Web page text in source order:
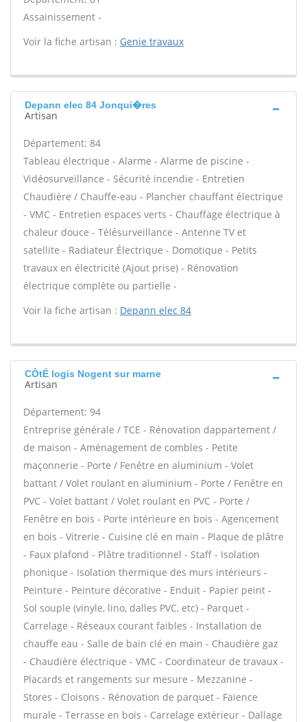
Assainissement -
Voir la fiche artisan : Genie travaux
Depann elec 84 Jonqui�res
Artisan
Département: 84
Tableau électrique - Alarme - Alarme de piscine -
Vidéosurveillance - Sécurité incendie - Entretien
Chaudière / Chauffe-eau - Plancher chauffant électrique
- VMC - Entretien espaces verts - Chauffage électrique à
chaleur douce - Télésurveillance - Antenne TV et
satellite - Radiateur Électrique - Domotique - Petits
travaux en électricité (Ajout prise) - Rénovation
électrique complète ou partielle -
Voir la fiche artisan : Depann elec 84
CÔtÉ logis Nogent sur marne
Artisan
Département: 94
Entreprise générale / TCE - Rénovation dappartement /
de maison - Aménagement de combles - Petite
maçonnerie - Porte / Fenêtre en aluminium - Volet
battant / Volet roulant en aluminium - Porte / Fenêtre en
PVC - Volet battant / Volet roulant en PVC - Porte /
Fenêtre en bois - Porte intérieure en bois - Agencement
en bois - Vitrerie - Cuisine clé en main - Plaque de plâtre
- Faux plafond - Plâtre traditionnel - Staff - Isolation
phonique - Isolation thermique des murs intérieurs -
Peinture - Peinture décorative - Enduit - Papier peint -
Sol souple (vinyle, lino, dalles PVC, etc) - Parquet -
Carrelage - Réseaux courant faibles - Installation de
chauffe eau - Salle de bain clé en main - Chaudière gaz
- Chaudière électrique - VMC - Coordinateur de travaux -
Placards et rangements sur mesure - Mezzanine -
Stores - Cloisons - Rénovation de parquet - Faïence
murale - Terrasse en bois - Carrelage extérieur - Dallage